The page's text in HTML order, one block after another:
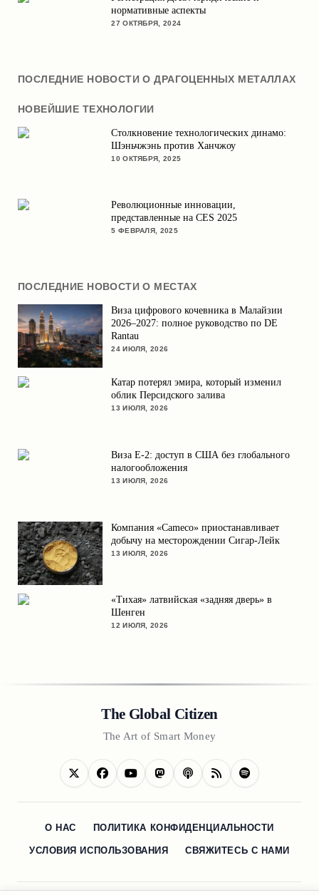
нормативные аспекты
27 ОКТЯБРЯ, 2024
ПОСЛЕДНИЕ НОВОСТИ О ДРАГОЦЕННЫХ МЕТАЛЛАХ
НОВЕЙШИЕ ТЕХНОЛОГИИ
Столкновение технологических динамо:
Шэньчжэнь против Ханчжоу
10 ОКТЯБРЯ, 2025
Революционные инновации,
представленные на CES 2025
5 ФЕВРАЛЯ, 2025
ПОСЛЕДНИЕ НОВОСТИ О МЕСТАХ
Виза цифрового кочевника в Малайзии
2026–2027: полное руководство по DE
Rantau
24 ИЮЛЯ, 2026
Катар потерял эмира, который изменил
облик Персидского залива
13 ИЮЛЯ, 2026
Виза E-2: доступ в США без глобального
налогообложения
13 ИЮЛЯ, 2026
Компания «Cameco» приостанавливает
добычу на месторождении Сигар-Лейк
13 ИЮЛЯ, 2026
«Тихая» латвийская «задняя дверь» в
Шенген
12 ИЮЛЯ, 2026
The Global Citizen
The Art of Smart Money
О НАС ПОЛИТИКА КОНФИДЕНЦИАЛЬНОСТИ
УСЛОВИЯ ИСПОЛЬЗОВАНИЯ СВЯЖИТЕСЬ С НАМИ